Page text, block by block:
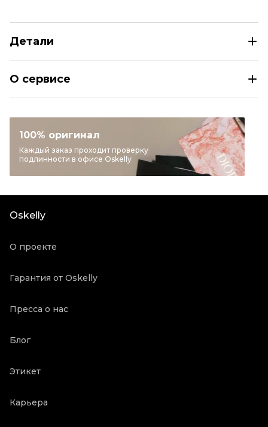
Детали
Категория
Бренд
MAX MARA
Материал одежды
Шелк
Продавец
О сервисе
100% оригинал
Каждый заказ проходит проверку
подлинности в офисе Oskelly
Oskelly
О проекте
Гарантия от Oskelly
Пресса о нас
Блог
Этикет
Карьера